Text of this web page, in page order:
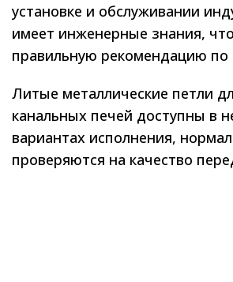
установке и обслуживании
имеет инженерные знания,
правильную рекомендацию по
Литые металлические петли
канальных печей доступны в
вариантах исполнения,
проверяются на качество